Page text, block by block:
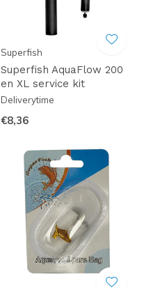
Superfish
Superfish AquaFlow 200
en XL service kit
Deliverytime
€8,36